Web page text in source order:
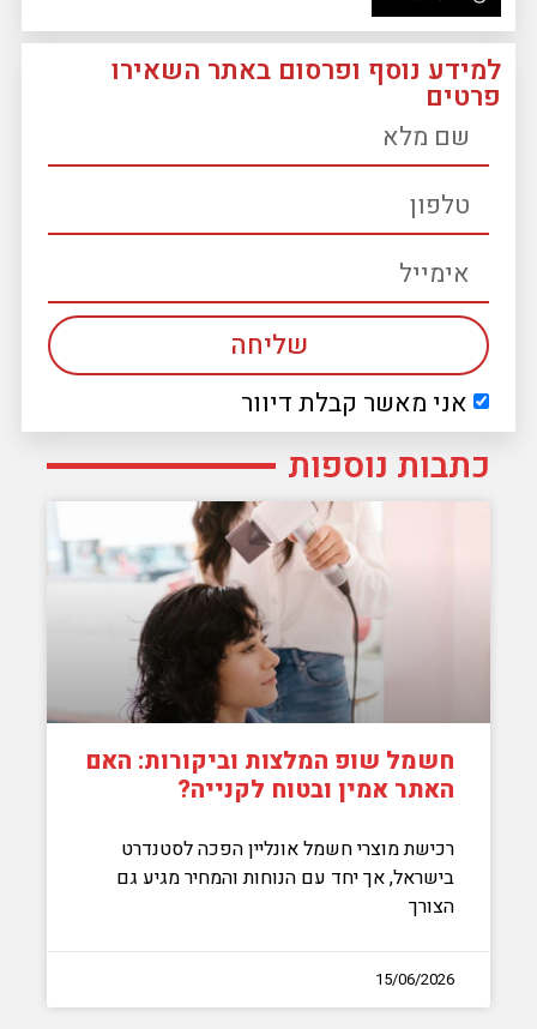
למידע נוסף ופרסום באתר השאירו
פרטים
אני מאשר קבלת דיוור
שליחה
כתבות נוספות
חשמל שופ המלצות וביקורות: האם
האתר אמין ובטוח לקנייה?
רכישת מוצרי חשמל אונליין הפכה לסטנדרט
בישראל, אך יחד עם הנוחות והמחיר מגיע גם
הצורך
15/06/2026